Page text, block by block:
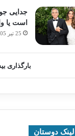
جدایی
است یا
25 تیر 1405
بارگذاری
لینک دوستان